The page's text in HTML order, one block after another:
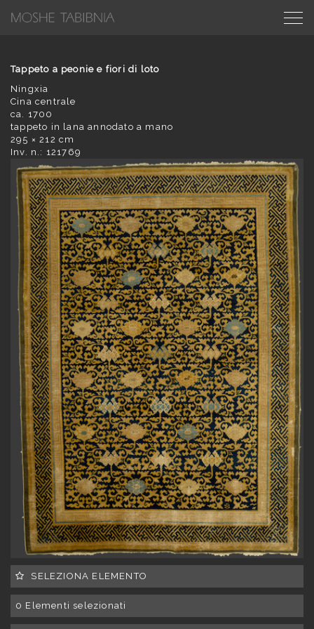
Tappeto a peonie e fiori di loto
Ningxia
Cina centrale
ca. 1700
tappeto in lana annodato a mano
295 × 212 cm
Inv. n.: 121769
SELEZIONA ELEMENTO
0 Elementi selezionati